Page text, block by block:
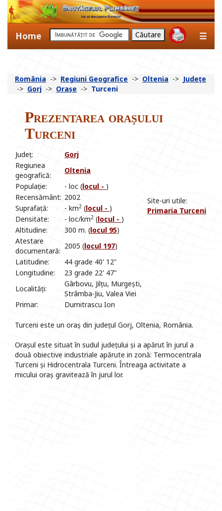
Home ☰
România -> Regiuni Geografice -> Oltenia -> Județe
-> Gorj -> Orașe -> Turceni
Prezentarea orașului
Turceni
Județ: Gorj
Site-uri utile:
Primaria Turceni
Regiunea
geografică:
Oltenia
Populație:
- loc (locul - )
Recensământ: 2002
Suprafață:
- km2 (locul - )
Densitate:
- loc/km2 (locul - )
Altitudine:
300 m. (locul 95)
Atestare
documentară:
2005 (locul 197)
Latitudine:
44 grade 40' 12"
Longitudine:
23 grade 22' 47"
Localități:
Gârbovu, Jilțu, Murgești,
Strâmba-Jiu, Valea Viei
Primar:
Dumitrascu Ion
Turceni este un oraș din județul Gorj, Oltenia, România.
Orașul este situat în sudul județului și a apărut în jurul a
două obiective industriale apărute in zonă: Termocentrala
Turceni și Hidrocentrala Turceni. Întreaga activitate a
micului oraș gravitează în jurul lor.